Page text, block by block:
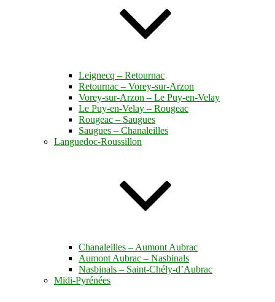
Leignecq – Retournac
Retournac – Vorey-sur-Arzon
Vorey-sur-Arzon – Le Puy-en-Velay
Le Puy-en-Velay – Rougeac
Rougeac – Saugues
Saugues – Chanaleilles
Languedoc-Roussillon
Chanaleilles – Aumont Aubrac
Aumont Aubrac – Nasbinals
Nasbinals – Saint-Chély-d’Aubrac
Midi-Pyrénées